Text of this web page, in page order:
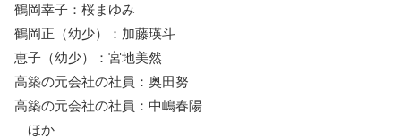
鶴岡幸子：桜まゆみ
鶴岡正（幼少）：加藤瑛斗
恵子（幼少）：宮地美然
高築の元会社の社員：奥田努
高築の元会社の社員：中嶋春陽
ほか